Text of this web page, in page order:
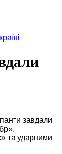
завдали
та ударними